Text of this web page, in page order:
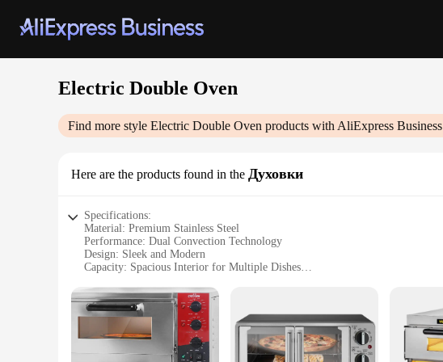
Electric Double Oven
Find more style Electric Double Oven products with AliExpress Business
Here are the products found in the Духовки
Specifications:
Material: Premium Stainless Steel
Performance: Dual Convection Technology
Design: Sleek and Modern
Capacity: Spacious Interior for Multiple Dishes
Versatility: Ideal for Both Commercial and Home Use
Features:
|Wholesale|Vendors|
**Efficient Cooking Performance**